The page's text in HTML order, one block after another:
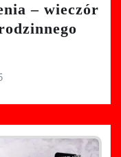
– wieczór